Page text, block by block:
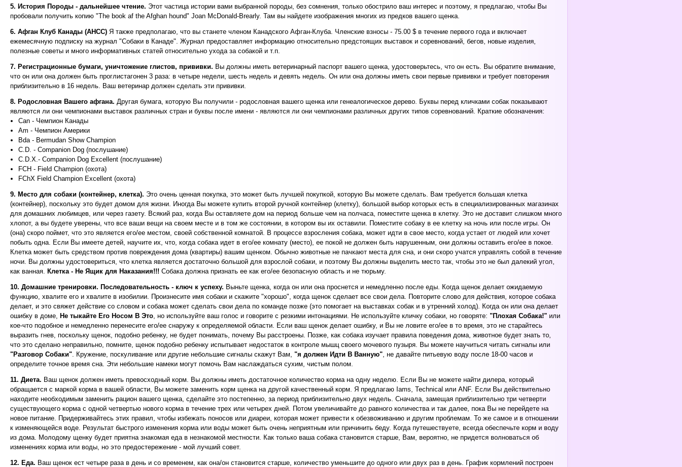
5. История Породы - дальнейшее чтение. Этот частица истории вами выбранной породы, без сомнения, только обострило ваш интерес и поэтому, я предлагаю, чтобы Вы
пробовали получить копию "The book af the Afghan hound" Joan McDonald-Brearly. Там вы найдете изображения многих из предков вашего щенка.
6. Афган Клуб Канады (AHCC) Я также предполагаю, что вы станете членом Канадского Афган-Клуба. Членские взносы - 75.00 $ в течение первого года и включает
ежемесячную подписку на журнал "Собаки в Канаде". Журнал предоставляет информацию относительно предстоящих выставок и соревнований, бегов, новые изделия,
полезные советы и много информативных статей относительно ухода за собакой и т.п.
7. Регистрационные бумаги, уничтожение глистов, прививки. Вы должны иметь ветеринарный паспорт вашего щенка, удостоверьтесь, что он есть. Вы обратите внимание,
что он или она должен быть проглистагонен 3 раза: в четыре недели, шесть недель и девять недель. Он или она должны иметь свои первые прививки и требует повторения
приблизительно в 16 недель. Ваш ветеринар должен сделать эти прививки.
8. Родословная Вашего афгана. Другая бумага, которую Вы получили - родословная вашего щенка или генеалогическое дерево. Буквы перед кличками собак показывают
являются ли они чемпионами выставок различных стран и буквы после имени - являются ли они чемпионами различных других типов соревнований. Краткие обозначения:
Can - Чемпион Канады
Am - Чемпион Америки
Bda - Bermudan Show Champion
C.D. - Companion Dog (послушание)
C.D.X.- Companion Dog Excellent (послушание)
FCH - Field Champion (охота)
FChX Field Champion Excellent (охота)
9. Место для собаки (контейнер, клетка). Это очень ценная покупка, это может быть лучшей покупкой, которую Вы можете сделать. Вам требуется большая клетка
(контейнер), поскольку это будет домом для жизни. Иногда Вы можете купить второй ручной контейнер (клетку), большой выбор которых есть в специализированных магазинах
для домашних любимцев, или через газету. Всякий раз, когда Вы оставляете дом на период больше чем на полчаса, поместите щенка в клетку. Это не доставит слишком много
хлопот, а вы будете уверены, что все ваши вещи на своем месте и в том же состоянии, в котором вы их оставили. Поместите собаку в ее клетку на ночь или после игры. Он
(она) скоро поймет, что это является его/ее местом, своей собственной комнатой. В процессе взросления собака, может идти в свое место, когда устает от людей или хочет
побыть одна. Если Вы имеете детей, научите их, что, когда собака идет в его/ее комнату (место), ее покой не должен быть нарушенным, они должны оставить его/ее в покое.
Клетка может быть средством против повреждения дома (квартиры) вашим щенком. Обычно животные не пачкают места для сна, и они скоро учатся управлять собой в течение
ночи. Вы должны удостовериться, что клетка является достаточно большой для взрослой собаки, и поэтому Вы должны выделить место так, чтобы это не был далекий угол,
как ванная. Клетка - Не Ящик для Наказания!!! Собака должна признать ее как его/ее безопасную область и не тюрьму.
10. Домашние тренировки. Последовательность - ключ к успеху. Выньте щенка, когда он или она проснется и немедленно после еды. Когда щенок делает ожидаемую
функцию, хвалите его и хвалите в изобилии. Произнесите имя собаки и скажите "хорошо", когда щенок сделает все свои дела. Повторите слово для действия, которое собака
делает, и это свяжет действие со словом и собака может сделать свои дела по команде позже (это помогает на выставках собак и в утренний холод). Когда он или она делает
ошибку в доме, Не тыкайте Его Носом В Это, но используйте ваш голос и говорите с резкими интонациями. Не используйте кличку собаки, но говоряте: "Плохая Собака!" или
кое-что подобное и немедленно перенесите его/ее снаружу к определяемой области. Если ваш щенок делает ошибку, и Вы не ловите его/ее в то время, это не старайтесь
выразить гнев, поскольку щенок, подобно ребенку, не будет понимать, почему Вы расстроены. Позже, как собака изучает правила поведения дома, животное будет знать то,
что это сделано неправильно, помните, щенок подобно ребенку испытывает недостаток в контроле мышц своего мочевого пузыря. Вы можете научиться читать сигналы или
"Разговор Собаки". Кружение, поскуливание или другие небольшие сигналы скажут Вам, "я должен Идти В Ванную", не давайте питьевую воду после 18-00 часов и
определите точное время сна. Эти небольшие намеки могут помочь Вам наслаждаться сухим, чистым полом.
11. Диета. Ваш щенок должен иметь превосходный корм. Вы должны иметь достаточное количество корма на одну неделю. Если Вы не можете найти дилера, который
обращается с маркой корма в вашей области, Вы можете заменить корм щенка на другой качественный корм. Я предлагаю Iams, Technical или ANF. Если Вы действительно
находите необходимым заменить рацион вашего щенка, сделайте это постепенно, за период приблизительно двух недель. Сначала, замещая приблизительно три четверти
существующего корма с одной четвертью нового корма в течение трех или четырех дней. Потом увеличивайте до равного количества и так далее, пока Вы не перейдете на
новое питание. Придерживайтесь этих правил, чтобы избежать поносов или диареи, которая может привести к обезвоживанию и другим проблемам. То же самое и в отношении
к изменяющейся воде. Результат быстрого изменения корма или воды может быть очень неприятным или причинить беду. Когда путешествуете, всегда обеспечьте корм и воду
из дома. Молодому щенку будет приятна знакомая еда в незнакомой местности. Как только ваша собака становится старше, Вам, вероятно, не придется волноваться об
изменениях корма или воды, но это предостережение - мой лучший совет.
12. Еда. Ваш щенок ест четыре раза в день и со временем, как она/он становится старше, количество уменьшите до одного или двух раз в день. График кормлений построен